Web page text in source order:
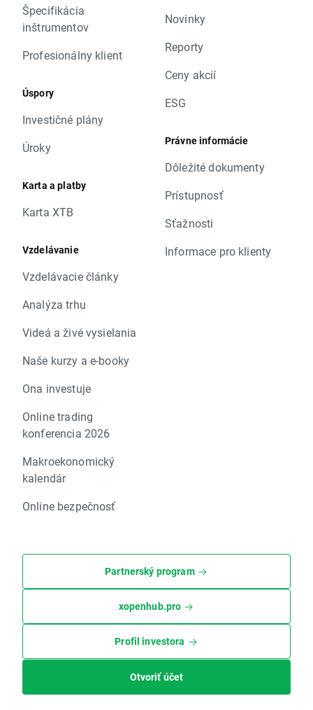
Špecifikácia
inštrumentov
Profesionálny klient
Úspory
Investičné plány
Úroky
Karta a platby
Karta XTB
Vzdelávanie
Vzdelávacie články
Analýza trhu
Videá a živé vysielania
Naše kurzy a e-booky
Ona investuje
Online trading
konferencia 2026
Makroekonomický
kalendár
Online bezpečnosť
Novinky
Reporty
Ceny akcií
ESG
Právne informácie
Dôležité dokumenty
Prístupnosť
Sťažnosti
Informace pro klienty
Partnerský program
xopenhub.pro
Profil investora
Otvoriť účet